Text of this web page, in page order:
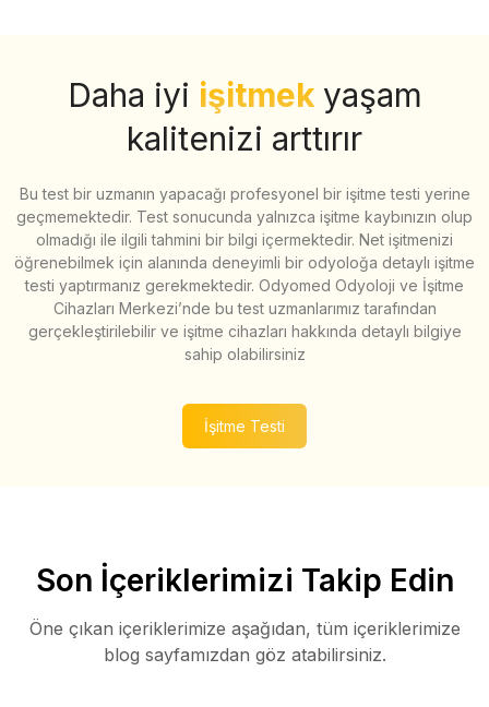
Daha iyi işitmek yaşam
kalitenizi arttırır
Bu test bir uzmanın yapacağı profesyonel bir işitme testi yerine
geçmemektedir. Test sonucunda yalnızca işitme kaybınızın olup
olmadığı ile ilgili tahmini bir bilgi içermektedir. Net işitmenizi
öğrenebilmek için alanında deneyimli bir odyoloğa detaylı işitme
testi yaptırmanız gerekmektedir. Odyomed Odyoloji ve İşitme
Cihazları Merkezi’nde bu test uzmanlarımız tarafından
gerçekleştirilebilir ve işitme cihazları hakkında detaylı bilgiye
sahip olabilirsiniz
İşitme Testi
Son İçeriklerimizi Takip Edin
Öne çıkan içeriklerimize aşağıdan, tüm içeriklerimize
blog sayfamızdan göz atabilirsiniz.